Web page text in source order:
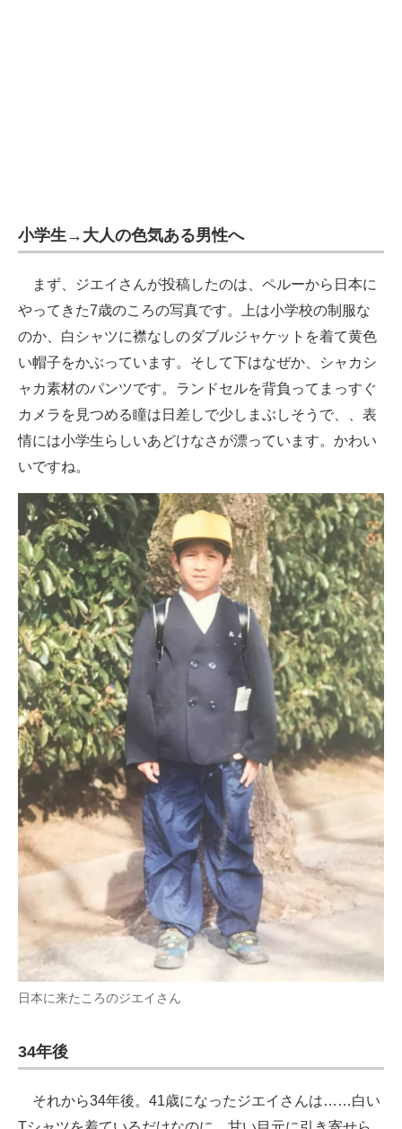
小学生→大人の色気ある男性へ
まず、ジエイさんが投稿したのは、ペルーから日本に
やってきた7歳のころの写真です。上は小学校の制服な
のか、白シャツに襟なしのダブルジャケットを着て黄色
い帽子をかぶっています。そして下はなぜか、シャカシ
ャカ素材のパンツです。ランドセルを背負ってまっすぐ
カメラを見つめる瞳は日差しで少しまぶしそうで、、表
情には小学生らしいあどけなさが漂っています。かわい
いですね。
日本に来たころのジエイさん
34年後
それから34年後。41歳になったジエイさんは……白い